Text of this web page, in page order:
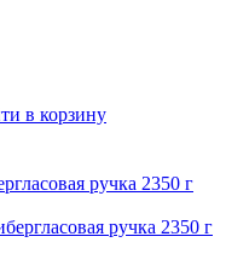
в корзину
ручка 2350 г